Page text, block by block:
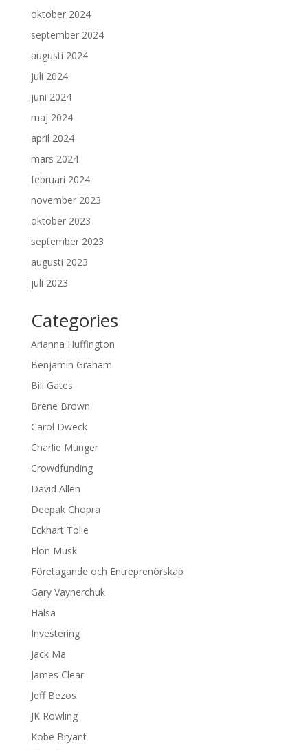
oktober 2024
september 2024
augusti 2024
juli 2024
juni 2024
maj 2024
april 2024
mars 2024
februari 2024
november 2023
oktober 2023
september 2023
augusti 2023
juli 2023
Categories
Arianna Huffington
Benjamin Graham
Bill Gates
Brene Brown
Carol Dweck
Charlie Munger
Crowdfunding
David Allen
Deepak Chopra
Eckhart Tolle
Elon Musk
Företagande och Entreprenörskap
Gary Vaynerchuk
Hälsa
Investering
Jack Ma
James Clear
Jeff Bezos
JK Rowling
Kobe Bryant